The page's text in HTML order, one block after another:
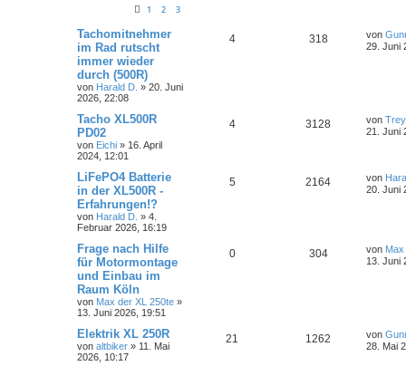
1 2 3
Tachomitnehmer
im Rad rutscht
immer wieder
durch (500R)
von Harald D. » 20. Juni
2026, 22:08
4 318 von
29. Juni
Tacho XL500R
PD02
von Eichi » 16. April
2024, 12:01
4 3128 von Trey
21. Juni
LiFePO4 Batterie
in der XL500R -
Erfahrungen!?
von Harald D. » 4.
Februar 2026, 16:19
5 2164 von
20. Juni
Frage nach Hilfe
für Motormontage
und Einbau im
Raum Köln
von Max der XL 250te »
13. Juni 2026, 19:51
0 304 von
13. Juni
Elektrik XL 250R
von altbiker » 11. Mai
2026, 10:17
21 1262 von
28. Mai